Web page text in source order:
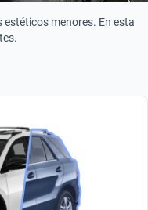
menores. En esta